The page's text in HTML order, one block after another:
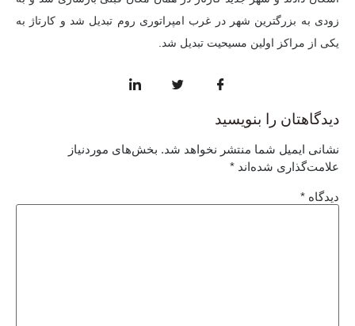
زودی به بزرگترین شهر در غرب امپراتوری روم تبدیل شد و کارتاژ به
یکی از مراکز اولین مسیحیت تبدیل شد.
دیدگاهتان را بنویسید
نشانی ایمیل شما منتشر نخواهد شد. بخش‌های موردنیاز
علامت‌گذاری شده‌اند *
دیدگاه *